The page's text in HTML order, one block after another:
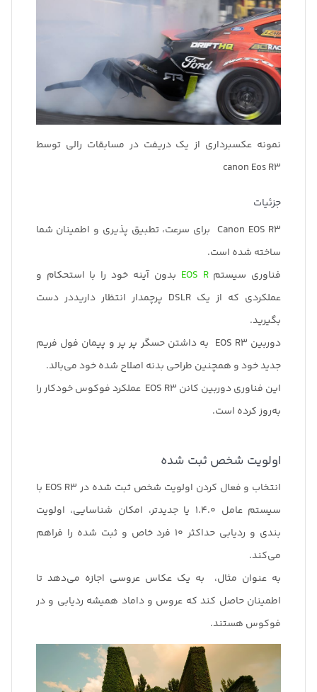
نمونه عکسبرداری از یک دریفت در مسابقات رالی توسط
canon Eos R3
جزئیات
Canon EOS R3 برای سرعت، تطبیق پذیری و اطمینان شما
ساخته شده است.
فناوری سیستمEOS R بدون آینه خود را با استحکام و
عملکردی که از یک DSLR پرچمدار انتظار داریددر دست
بگیرید.
دوربین EOS R3 به داشتن حسگر پر پر و پیمان فول فریم
جدید خود و همچنین طراحی بدنه اصلاح شده خود می‌بالد.
این فناوری دوربین کانن EOS R3 عملکرد فوکوس خودکار را
به‌روز کرده است.
اولویت شخص ثبت شده
انتخاب و فعال کردن اولویت شخص ثبت شده در EOS R3 با
سیستم عامل 1.4.0 یا جدیدتر، امکان شناسایی، اولویت
بندی و ردیابی حداکثر 10 فرد خاص و ثبت شده را فراهم
‌می‌کند.
به عنوان مثال، به یک عکاس عروسی اجازه می‌دهد تا
اطمینان حاصل کند که عروس و داماد همیشه ردیابی و در
فوکوس هستند.